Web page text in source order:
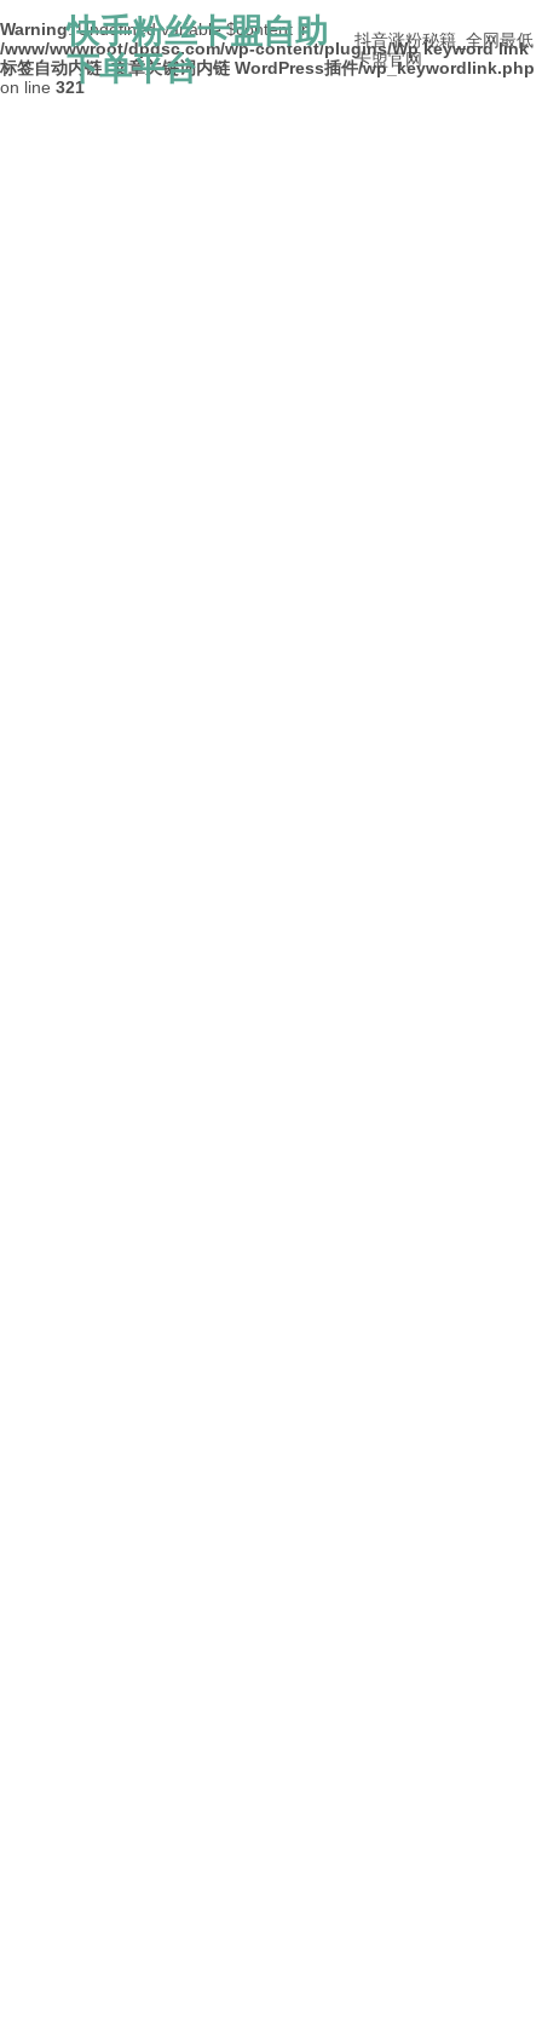
Warning: Undefined variable $content in
/www/wwwroot/dpdsc.com/wp-content/plugins/Wp keyword link
标签自动内链_文章关键词内链 WordPress插件/wp_keywordlink.php
on line 321
快手粉丝卡盟自助
下单平台
抖音涨粉秘籍_全网最低
卡盟官网